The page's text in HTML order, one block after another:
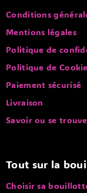
Conditions
Mentions légales
Politique de
Politique de
Paiement sécurisé
Livraison
Savoir ou se
Tout sur la
Choisir sa